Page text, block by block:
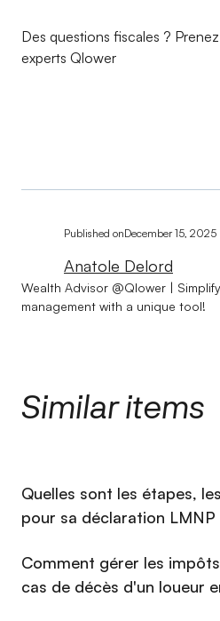
Des questions fiscales ? Prenez
experts Qlower
Published onDecember 15, 2025
Anatole Delord
Wealth Advisor @Qlower |
management with a unique tool!
Similar items
⁠Quelles sont les étapes,
pour sa déclaration LMNP
Comment gérer les
cas de décès d'un loueur